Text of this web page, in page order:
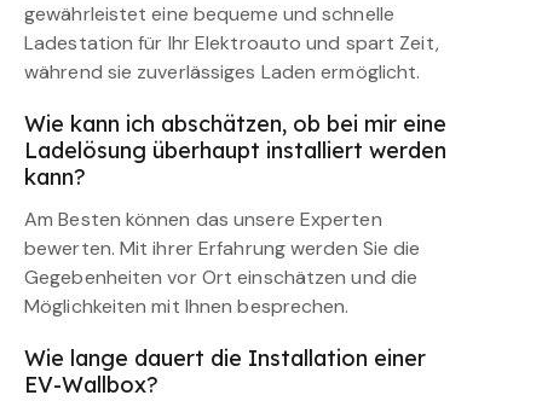
gewährleistet eine bequeme und schnelle
Ladestation für Ihr Elektroauto und spart Zeit,
während sie zuverlässiges Laden ermöglicht.
Wie kann ich abschätzen, ob bei mir eine
Ladelösung überhaupt installiert werden
kann?
Am Besten können das unsere Experten
bewerten. Mit ihrer Erfahrung werden Sie die
Gegebenheiten vor Ort einschätzen und die
Möglichkeiten mit Ihnen besprechen.
Wie lange dauert die Installation einer
EV-Wallbox?